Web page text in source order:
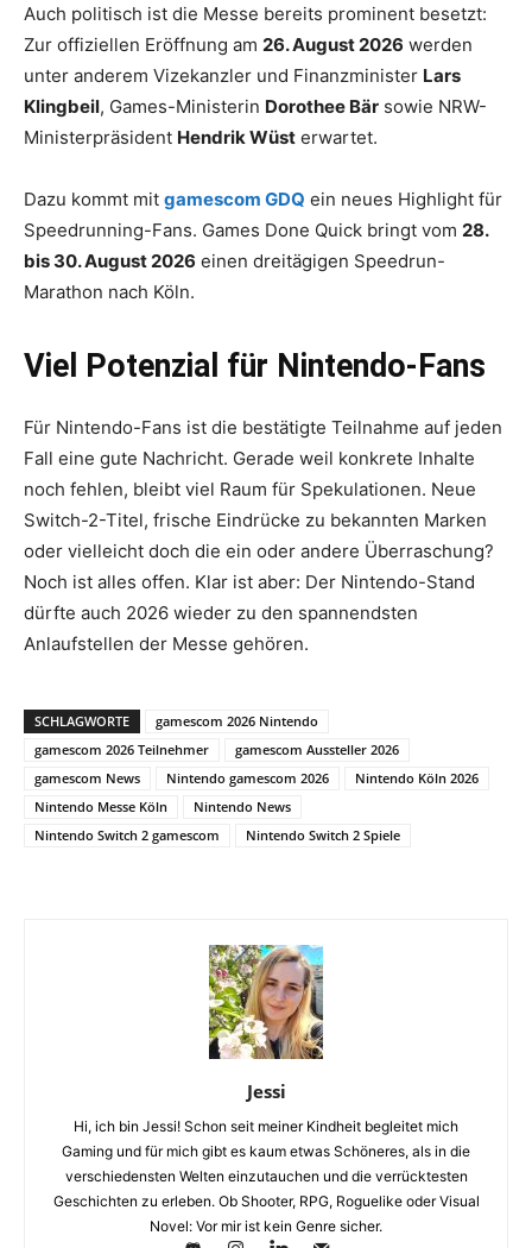
Auch politisch ist die Messe bereits prominent besetzt:
Zur offiziellen Eröffnung am 26. August 2026 werden
unter anderem Vizekanzler und Finanzminister Lars
Klingbeil, Games-Ministerin Dorothee Bär sowie NRW-
Ministerpräsident Hendrik Wüst erwartet.
Dazu kommt mit gamescom GDQ ein neues Highlight für
Speedrunning-Fans. Games Done Quick bringt vom 28.
bis 30. August 2026 einen dreitägigen Speedrun-
Marathon nach Köln.
Viel Potenzial für Nintendo-Fans
Für Nintendo-Fans ist die bestätigte Teilnahme auf jeden
Fall eine gute Nachricht. Gerade weil konkrete Inhalte
noch fehlen, bleibt viel Raum für Spekulationen. Neue
Switch-2-Titel, frische Eindrücke zu bekannten Marken
oder vielleicht doch die ein oder andere Überraschung?
Noch ist alles offen. Klar ist aber: Der Nintendo-Stand
dürfte auch 2026 wieder zu den spannendsten
Anlaufstellen der Messe gehören.
SCHLAGWORTE
gamescom 2026 Nintendo
gamescom 2026 Teilnehmer
gamescom Aussteller 2026
gamescom News
Nintendo gamescom 2026
Nintendo Köln 2026
Nintendo Messe Köln
Nintendo News
Nintendo Switch 2 gamescom
Nintendo Switch 2 Spiele
Jessi
Hi, ich bin Jessi! Schon seit meiner Kindheit begleitet mich
Gaming und für mich gibt es kaum etwas Schöneres, als in die
verschiedensten Welten einzutauchen und die verrücktesten
Geschichten zu erleben. Ob Shooter, RPG, Roguelike oder Visual
Novel: Vor mir ist kein Genre sicher.